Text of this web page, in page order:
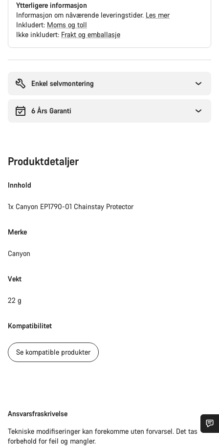
Ytterligere informasjon
Informasjon om nåværende leveringstider. Les mer
Inkludert: Moms og toll
Ikke inkludert: Frakt og emballasje
Enkel selvmontering
6 Års Garanti
Produktdetaljer
Innhold
1x Canyon EP1790-01 Chainstay Protector
Merke
Canyon
Vekt
22 g
Kompatibilitet
Se kompatible produkter
Ansvarsfraskrivelse
Ansvarsfraskrivelse
Tekniske modifiseringer kan forekomme uten forvarsel. Det tas
forbehold for feil og mangler.
Trenger du hjelp?